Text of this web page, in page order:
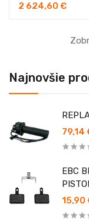
Najnovšie
79,14
EBC
15,90
2 624,60 €